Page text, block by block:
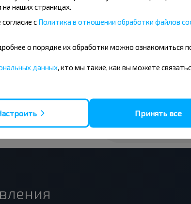
и
наших страницах.
с Политика в отношении обработки файлов
о порядке их обработки можно ознакомиться
данных , кто мы такие, как вы можете
Принять все